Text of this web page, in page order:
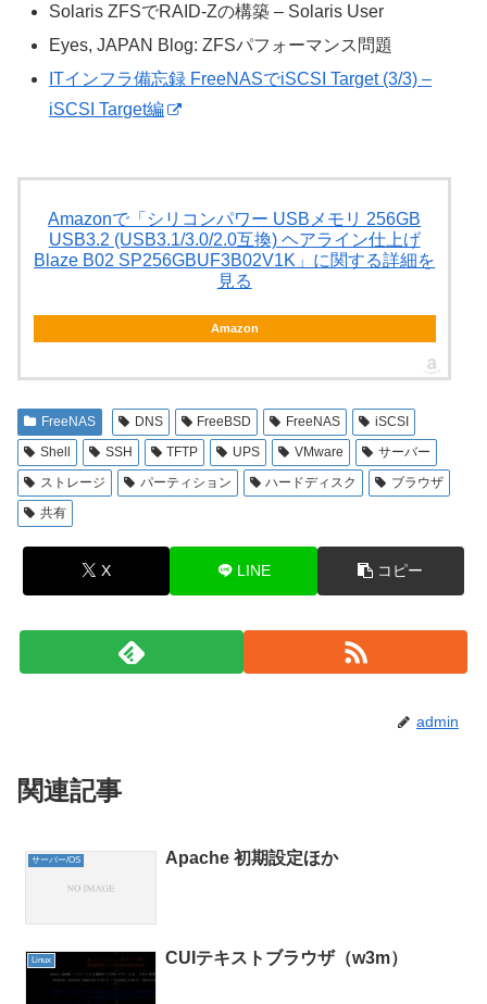
Solaris ZFSでRAID-Zの構築 – Solaris User
Eyes, JAPAN Blog: ZFSパフォーマンス問題
ITインフラ備忘録 FreeNASでiSCSI Target (3/3) –
iSCSI Target編
Amazonで「シリコンパワー USBメモリ 256GB
USB3.2 (USB3.1/3.0/2.0互換) ヘアライン仕上げ
Blaze B02 SP256GBUF3B02V1K」に関する詳細を
見る
Amazon
FreeNAS DNS FreeBSD FreeNAS
iSCSI
Shell
SSH TFTP UPS VMware
サーバー
ストレージ
パーティション ハードディスク
ブラウザ
共有
X LINE コピー
admin
関連記事
サーバー/OS Apache 初期設定ほか
Linux CUIテキストブラウザ（w3m）